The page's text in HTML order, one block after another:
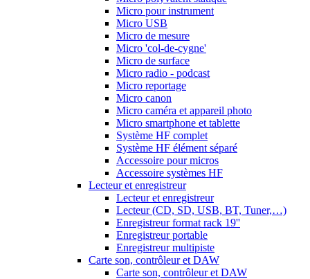
Micro pour instrument
Micro USB
Micro de mesure
Micro 'col-de-cygne'
Micro de surface
Micro radio - podcast
Micro reportage
Micro canon
Micro caméra et appareil photo
Micro smartphone et tablette
Système HF complet
Système HF élément séparé
Accessoire pour micros
Accessoire systèmes HF
Lecteur et enregistreur
Lecteur et enregistreur
Lecteur (CD, SD, USB, BT, Tuner,…)
Enregistreur format rack 19''
Enregistreur portable
Enregistreur multipiste
Carte son, contrôleur et DAW
Carte son, contrôleur et DAW